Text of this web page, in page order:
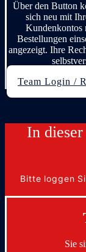
Über den Button
sich neu mit
Kundenkontos
Bestellungen
angezeigt. Ihre
Team Login /
In
Bitte loggen
Sie